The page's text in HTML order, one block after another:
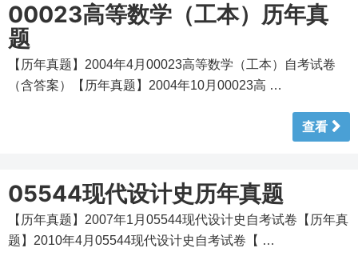
00023高等数学（工本）历年真
题
【历年真题】2004年4月00023高等数学（工本）自考试卷
（含答案）【历年真题】2004年10月00023高 …
查看
05544现代设计史历年真题
【历年真题】2007年1月05544现代设计史自考试卷【历年真
题】2010年4月05544现代设计史自考试卷【 …